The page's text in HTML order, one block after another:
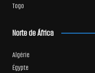
Togo
Norte de África
Algérie
Égypte